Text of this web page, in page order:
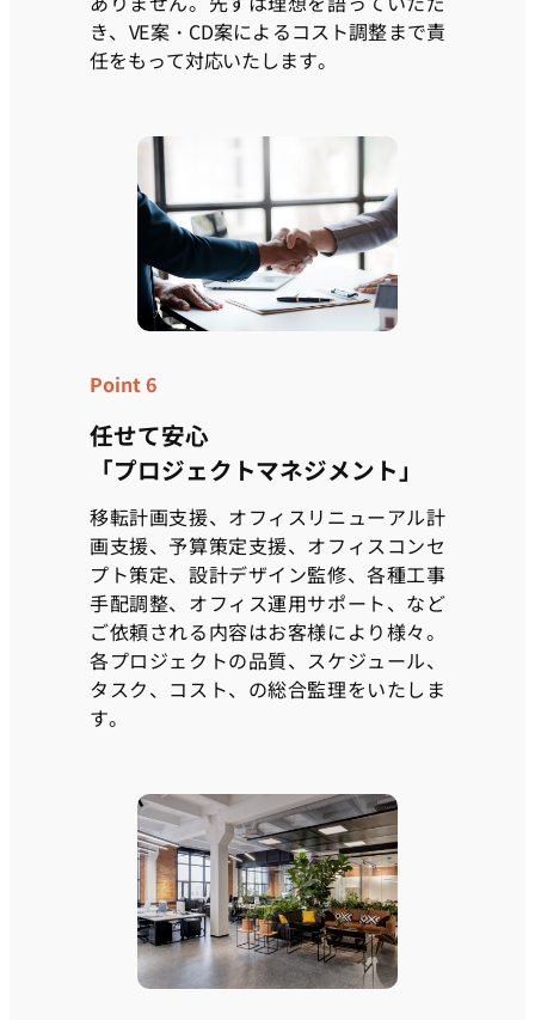
き、VE案・CD案によるコスト調整まで責
任をもって対応いたします。
Point 6
任せて安心
「プロジェクトマネジメント」
移転計画支援、オフィスリニューアル計
画支援、予算策定支援、オフィスコンセ
プト策定、設計デザイン監修、各種工事
手配調整、オフィス運用サポート、など
ご依頼される内容はお客様により様々。
各プロジェクトの品質、スケジュール、
タスク、コスト、の総合監理をいたしま
す。